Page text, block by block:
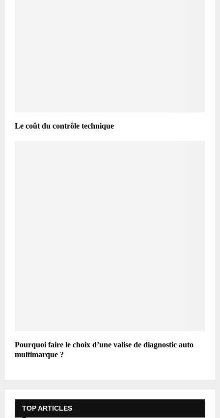
Le coût du contrôle technique
Pourquoi faire le choix d’une valise de diagnostic auto
multimarque ?
TOP ARTICLES